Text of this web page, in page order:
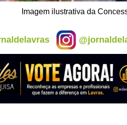
Imagem ilustrativa da